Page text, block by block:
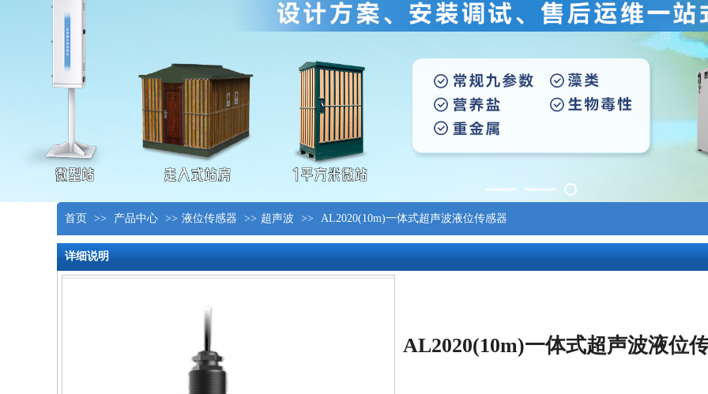
首页 >> 产品中心 >> 液位传感器 >> 超声波 >> AL2020(10m)一体式超声波液位传感器
详细说明
AL2020(10m)一体式超声波液位